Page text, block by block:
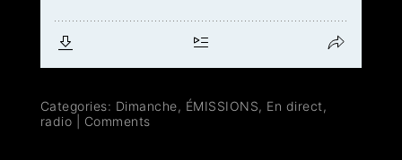
Categories: Dimanche, ÉMISSIONS, En direct ,
radio
Comments